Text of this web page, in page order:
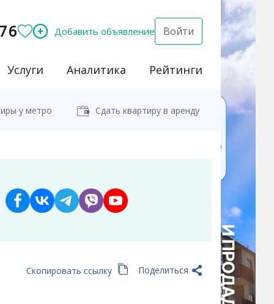
Добавить объявление Войти
Услуги Аналитика Рейтинги
у метро Сдать квартиру в аренду
Скопировать ссылку Поделиться